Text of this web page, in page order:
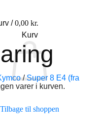
/0,00 kr.
Kurv
varer i kurven.
Tilbage til shoppen
/ Super 8 E4 (fra